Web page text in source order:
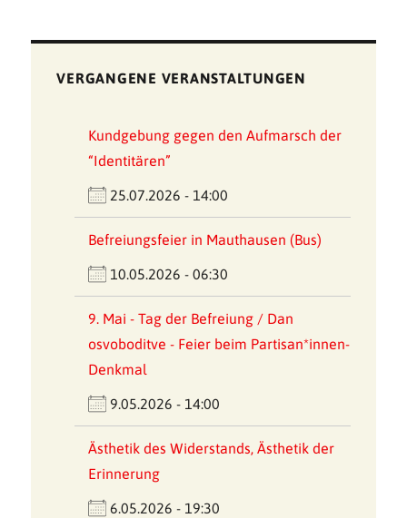
VERGANGENE VERANSTALTUNGEN
Kundgebung gegen den Aufmarsch der
“Identitären”
25.07.2026 - 14:00
Befreiungsfeier in Mauthausen (Bus)
10.05.2026 - 06:30
9. Mai - Tag der Befreiung / Dan
osvoboditve - Feier beim Partisan*innen-
Denkmal
9.05.2026 - 14:00
Ästhetik des Widerstands, Ästhetik der
Erinnerung
6.05.2026 - 19:30